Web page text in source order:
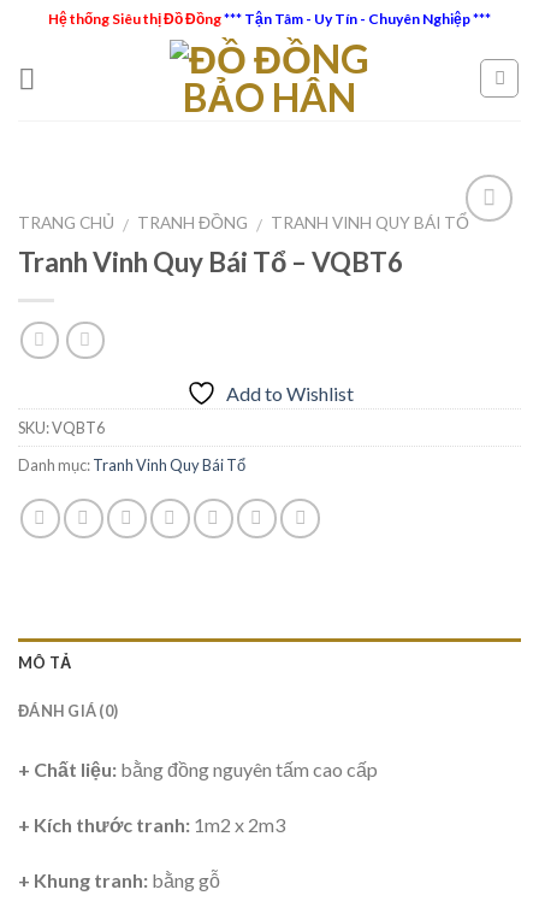
content
Hệ thống Siêu thị Đồ Đồng*** Tận Tâm - Uy Tín - Chuyên Nghiệp ***
TRANG CHỦ / TRANH ĐỒNG / TRANH VINH QUY BÁI TỔ
Tranh Vinh Quy Bái Tổ – VQBT6
Add to Wishlist
SKU:VQBT6
Danh mục:Tranh Vinh Quy Bái Tổ
MÔ TẢ
ĐÁNH GIÁ (0)
+ Chất liệu: bằng đồng nguyên tấm cao cấp
+ Kích thước tranh: 1m2 x 2m3
+ Khung tranh: bằng gỗ